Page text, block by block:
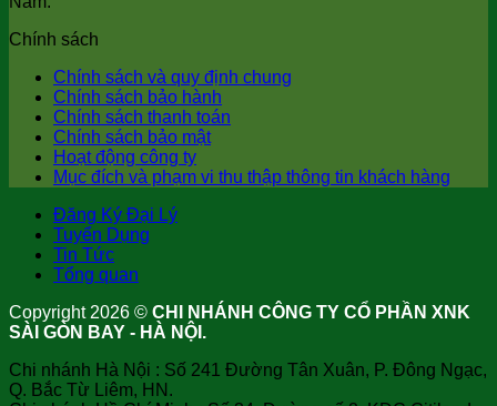
Chính sách
Chính sách và quy định chung
Chính sách bảo hành
Chính sách thanh toán
Chính sách bảo mật
Hoạt động công ty
Mục đích và phạm vi thu thập thông tin khách hàng
Đăng Ký Đại Lý
Tuyển Dụng
Tin Tức
Tổng quan
Copyright 2026 © CHI NHÁNH CÔNG TY CỔ PHẦN XNK
SÀI GÒN BAY - HÀ NỘI.
Chi nhánh Hà Nội : Số 241 Đường Tân Xuân, P. Đông Ngạc,
Q. Bắc Từ Liêm, HN.